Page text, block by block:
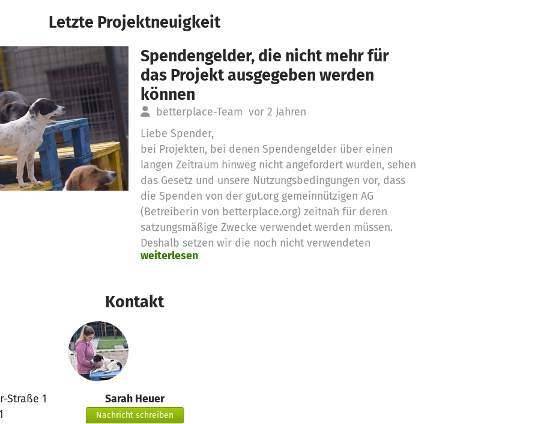
Letzte Projektneuigkeit
Spendengelder, die nicht mehr für
das Projekt ausgegeben werden
können
betterplace-Team vor 2 Jahren
Liebe Spender,
bei Projekten, bei denen Spendengelder über einen
langen Zeitraum hinweg nicht angefordert wurden, sehen
das Gesetz und unsere Nutzungsbedingungen vor, dass
die Spenden von der gut.org gemeinnützigen AG
(Betreiberin von betterplace.org) zeitnah für deren
satzungsmäßige Zwecke verwendet werden müssen.
Deshalb setzen wir die noch nicht verwendeten
Spendengelder für diese Zwecke ein
weiterlesen
Kontakt
Straße 1
Sarah Heuer
Nachricht schreiben